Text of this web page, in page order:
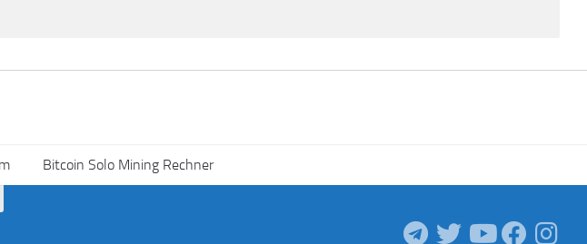
Bitcoin Solo Mining Rechner